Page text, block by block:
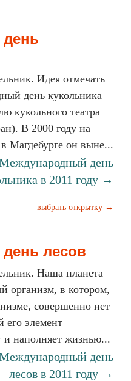
Идея отмечать
день кукольника
кукольного театра
В 2000 году на
он выне...
день
в 2011 году →
выбрать открытку →
лесов
Наша планета
организм, в котором,
совершенно нет
его элемент
и наполняет жизнью...
день
лесов в 2011 году →